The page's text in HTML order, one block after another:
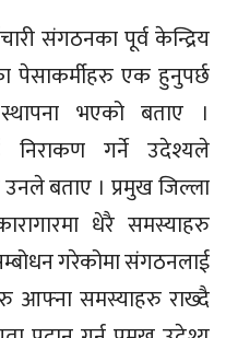
संगठनका पूर्व केन्द्रिय
एक हुनुपर्छ
भएको बताए ।
निराकण गर्ने उदेश्यले
बताए । प्रमुख जिल्ला
धेरै समस्याहरु
गरेकोमा संगठनलाई
आफ्ना समस्याहरु राख्दै